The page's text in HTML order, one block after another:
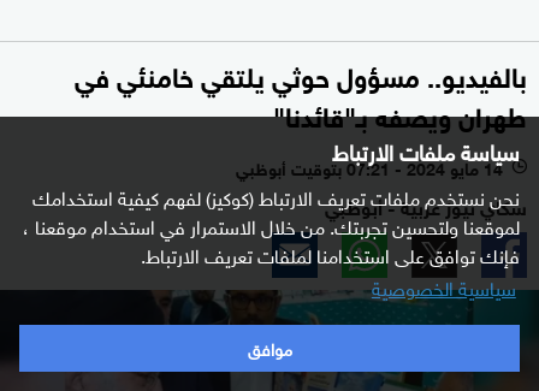
سياسة ملفات الارتباط
نحن نستخدم ملفات تعريف الارتباط (كوكيز) لفهم كيفية استخدامك
لموقعنا ولتحسين تجربتك. من خلال الاستمرار في استخدام موقعنا ،
فإنك توافق على استخدامنا لملفات تعريف الارتباط.
سياسية الخصوصية
موافق
بالفيديو.. مسؤول حوثي يلتقي خامنئي في
طهران ويصفه بـ"قائدنا"
l 14 مايو 2024 - 07:21 بتوقيت أبوظبي
سكاي نيوز عربية - أبوظبي